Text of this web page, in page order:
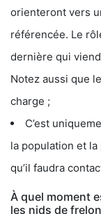
orienteront vers
référencée. Le
dernière qui
Notez aussi que
charge ;
C’est
la population et
qu’il faudra
À quel moment
les nids de